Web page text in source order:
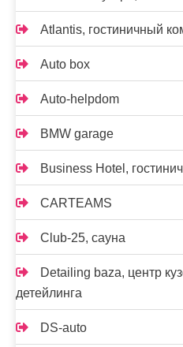
Atlantis, гостиничный
Auto box
Auto-helpdom
BMW garage
Business Hotel,
CARTEAMS
Club-25, сауна
Detailing baza, центр
детейлинга
DS-auto